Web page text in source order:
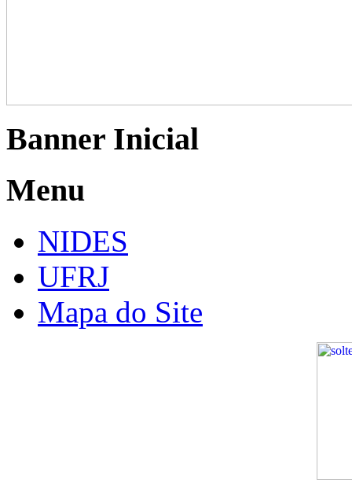
Banner Inicial
Menu
NIDES
UFRJ
Mapa do Site